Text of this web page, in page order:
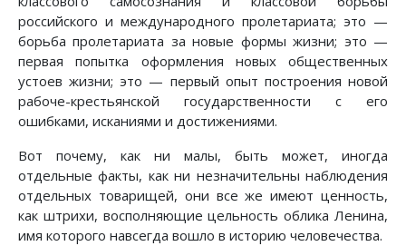
российского и международного пролетариата; это —
борьба пролетариата за новые формы жизни; это —
первая попытка оформления новых общественных
устоев жизни; это — первый опыт построения новой
рабоче-крестьянской государственности с его
ошибками, исканиями и достижениями.
Вот почему, как ни малы, быть может, иногда
отдельные факты, как ни незначительны наблюдения
отдельных товарищей, они все же имеют ценность,
как штрихи, восполняющие цельность облика Ленина,
имя которого навсегда вошло в историю человечества.